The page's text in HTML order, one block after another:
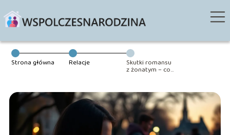
Strona główna Relacje Skutki romansu
z żonatym – co